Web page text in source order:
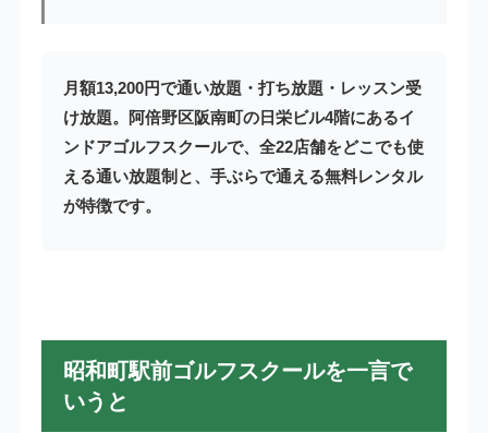
月額13,200円で通い放題・打ち放題・レッスン受
け放題。阿倍野区阪南町の日栄ビル4階にあるイ
ンドアゴルフスクールで、全22店舗をどこでも使
える通い放題制と、手ぶらで通える無料レンタル
が特徴です。
昭和町駅前ゴルフスクールを一言で
いうと